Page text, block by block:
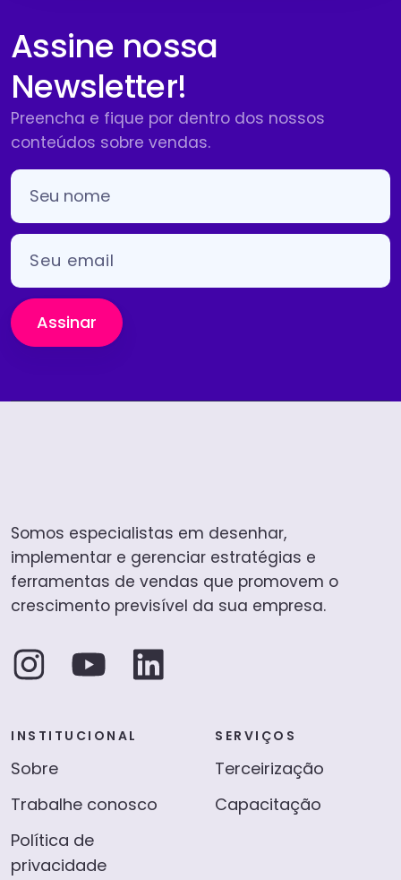
Assine nossa
Newsletter!
Preencha e fique por dentro dos nossos
conteúdos sobre vendas.
Assinar
Somos especialistas em desenhar,
implementar e gerenciar estratégias e
ferramentas de vendas que promovem o
crescimento previsível da sua empresa.
INSTITUCIONAL
Sobre
Trabalhe conosco
Política de
privacidade
SERVIÇOS
Terceirização
Capacitação